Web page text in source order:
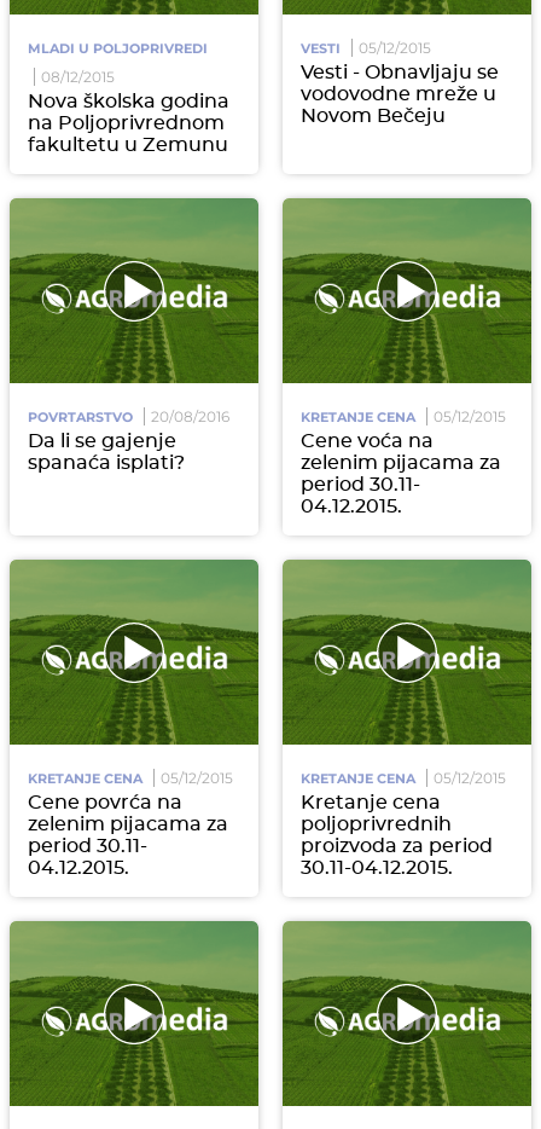
MLADI U POLJOPRIVREDI
08/12/2015
Nova školska godina
na Poljoprivrednom
fakultetu u Zemunu
VESTI 05/12/2015
Vesti - Obnavljaju se
vodovodne mreže u
Novom Bečeju
POVRTARSTVO 20/08/2016
Da li se gajenje
spanaća isplati?
KRETANJE CENA 05/12/2015
Cene voća na
zelenim pijacama za
period 30.11-
04.12.2015.
KRETANJE CENA 05/12/2015
Cene povrća na
zelenim pijacama za
period 30.11-
04.12.2015.
KRETANJE CENA 05/12/2015
Kretanje cena
poljoprivrednih
proizvoda za period
30.11-04.12.2015.